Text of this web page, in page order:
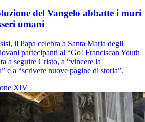
del Vangelo abbatte i muri
umani
il Papa celebra a Santa Maria degli
partecipanti al “Go! Franciscan Youth
a seguire Cristo, a “vincere la
e a “scrivere nuove pagine di storia”.
XIV